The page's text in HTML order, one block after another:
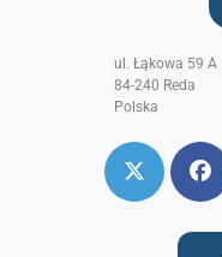
ul. Łąkowa 59 A
84-240 Reda
Polska